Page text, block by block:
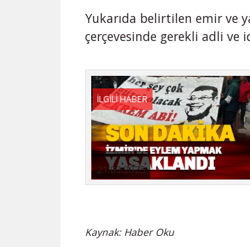
Yukarıda belirtilen emir ve
çerçevesinde gerekli adli ve
21.03.2025
İLGİLİ HABER
Kaynak: Haber Oku